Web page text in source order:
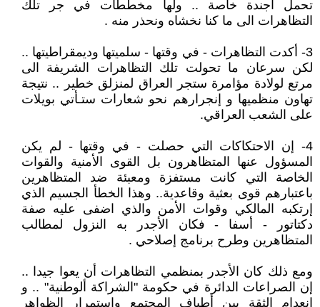
تحمل أجندة خاصة .. ولها مخططات في جر تلك
التظاهرات الى ما كنا نخشاه ونحذر منه .
3- أكدت التظاهرات - في وقتها - سلميتها وديمقراطيتها ..
لكن سرعان ما تحولت تلك التظاهرات الشريفة الى
مرتع لولادة مؤامرة ستجر العراق لمنزلق خطير .. نتيجة
تهاون منظميها و إنجرارهم نحو شعارات ستـأتي بويلات
على الشعب العراقي.
4- إن الاحتكاكات التي حصلت - في وقتها - لم يكن
المسؤول عنها المتظاهرون بل القوى الأمنية والقوات
الخاصة التي كانت مستفزة ومعبئة ضد المتظاهرين
باعتبارهم قوى بعثية وقاعدية.. وهذا الخطأ الجسيم الذي
إرتكبه المالكي وقوات الأمن والذي اضفى عليه صفة
دكتاتور - أسفا - فكان الأجدر به النزول لمطالب
المتظاهرين وطرح برنامج إصلاحي .
ومع ذلك كان الأجدر بمنظمي التظاهرات أن يعوا جيدا ..
إن الصراعات الدائرة في حكومة "الشراكة ألوطنية" .. و
إنعدام الثقة بين أطياف المجتمع واستمرار الظواهر